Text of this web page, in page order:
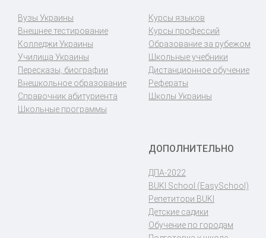
Вузы Украины
Внешнее тестирование
Колледжи Украины
Училища Украины
Пересказы, биографии
Внешкольное образование
Справочник абитуриента
Школьные программы
Курсы языков
Курсы профессий
Образование за рубежом
Школьные учебники
Дистанционное обучение
Рефераты
Школы Украины
ДОПОЛНИТЕЛЬНО
ДПА-2022
BUKI School (EasySchool)
Репетитори BUKI
Детские садики
Обучение по городам